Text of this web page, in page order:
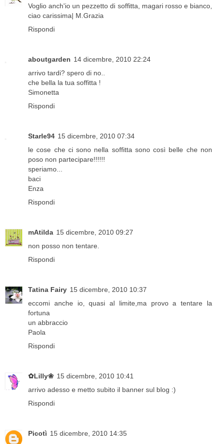
Voglio anch'io un pezzetto di soffitta, magari rosso e bianco,
ciao carissima| M.Grazia
Rispondi
aboutgarden 14 dicembre, 2010 22:24
arrivo tardi? spero di no..
che bella la tua soffitta !
Simonetta
Rispondi
Starle94 15 dicembre, 2010 07:34
le cose che ci sono nella soffitta sono così belle che non
poso non partecipare!!!!!!
speriamo...
baci
Enza
Rispondi
mAtilda 15 dicembre, 2010 09:27
non posso non tentare.
Rispondi
Tatina Fairy 15 dicembre, 2010 10:37
eccomi anche io, quasi al limite,ma provo a tentare la
fortuna
un abbraccio
Paola
Rispondi
✿Lilly❀ 15 dicembre, 2010 10:41
arrivo adesso e metto subito il banner sul blog :)
Rispondi
Picotì 15 dicembre, 2010 14:35